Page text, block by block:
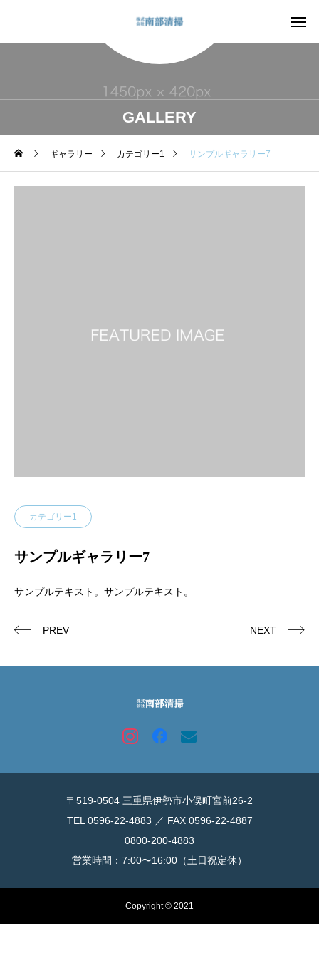
GALLERY
ギャラリー カテゴリー1 サンプルギャラリー7
カテゴリー1
サンプルギャラリー7
サンプルテキスト。サンプルテキスト。
PREV NEXT
〒519-0504 三重県伊勢市小俣町宮前26-2
TEL 0596-22-4883 ／ FAX 0596-22-4887
0800-200-4883
営業時間：7:00〜16:00（土日祝定休）
Copyright © 2021